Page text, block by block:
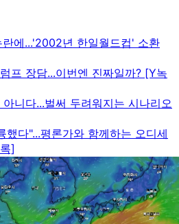
에...'2002년 한일월드컵' 소환
프 장담...이번엔 진짜일까? [Y녹
니다...벌써 두려워지는 시나리오
했다"...평론가와 함께하는 오디세
]